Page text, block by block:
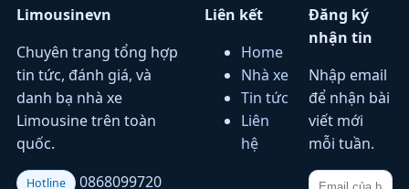
Limousinevn
Chuyên trang tổng hợp
tin tức, đánh giá, và
danh bạ nhà xe
Limousine trên toàn
quốc.
Hotline 0868099720
Liên kết
Home
Nhà xe
Tin tức
Liên
hệ
Đăng ký
nhận tin
Nhập email
để nhận bài
viết mới
mỗi tuần.